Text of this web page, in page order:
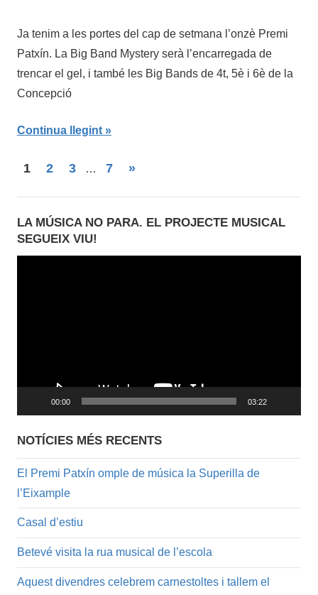
juny
Ja tenim a les portes del cap de setmana l’onzè Premi
Patxín. La Big Band Mystery serà l’encarregada de
trencar el gel, i també les Big Bands de 4t, 5è i 6è de la
Concepció
Continua llegint
d'entrades
1 2 3 … 7
Entrades
»
LA MÚSICA NO PARA. EL PROJECTE MUSICAL
SEGUEIX VIU!
00:00 03:22
NOTÍCIES MÉS RECENTS
El Premi Patxín omple de música la Superilla de
l’Eixample
Casal d’estiu
Betevé visita la rua musical de l’escola
Aquest divendres celebrem carnestoltes i tallem el